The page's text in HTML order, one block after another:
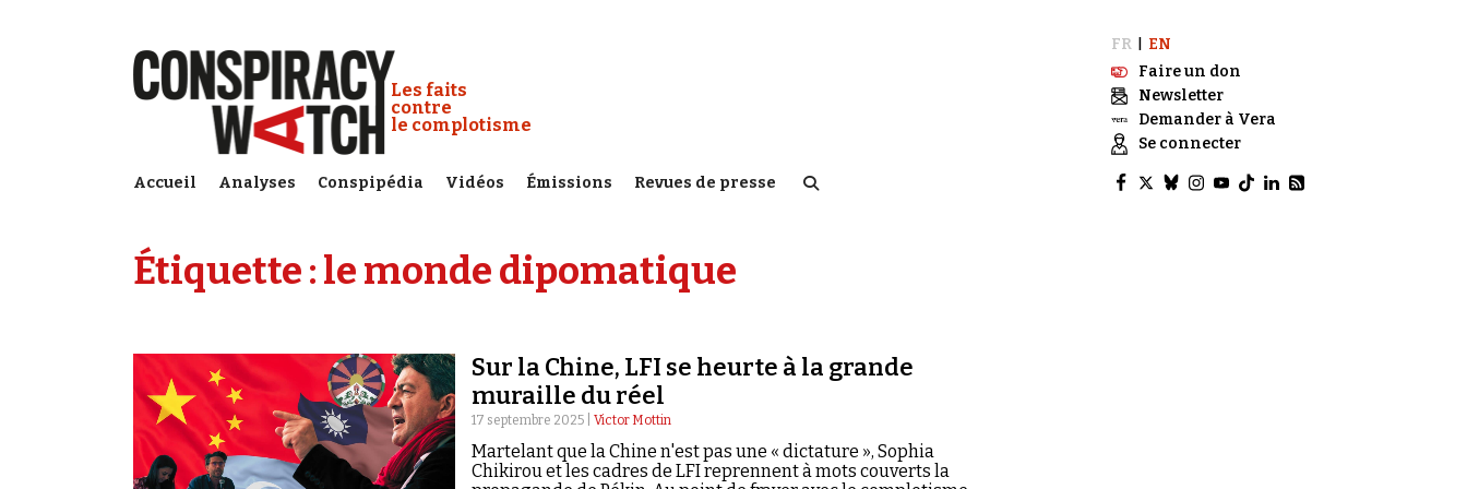
Conspiracy Watch :
Les faits
contre
le complotisme
Accueil Analyses Conspipédia Vidéos Émissions Revues de presse
FR
EN
Faire un don
Newsletter
Demander à Vera
Se connecter
Étiquette :le monde dipomatique
Sur la Chine, LFI se heurte à la grande
muraille du réel
17 septembre 2025 |Victor Mottin
Martelant que la Chine n'est pas une « dictature », Sophia
Chikirou et les cadres de LFI reprennent à mots couverts la